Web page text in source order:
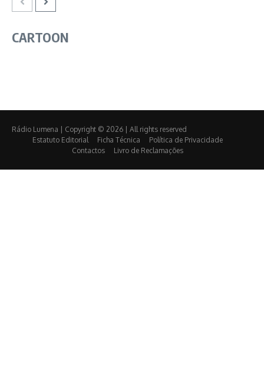
CARTOON
Rádio Lumena | Copyright © 2026 | All rights reserved
Estatuto Editorial
Ficha Técnica
Política de Privacidade
Contactos
Livro de Reclamações